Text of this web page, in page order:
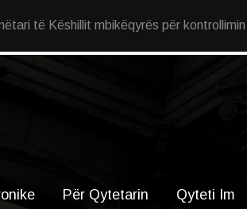
të Këshillit mbikëqyrës për
Për Qytetarin Qyteti Im